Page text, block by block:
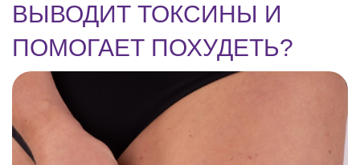
ВЫВОДИТ ТОКСИНЫ И
ПОМОГАЕТ ПОХУДЕТЬ?